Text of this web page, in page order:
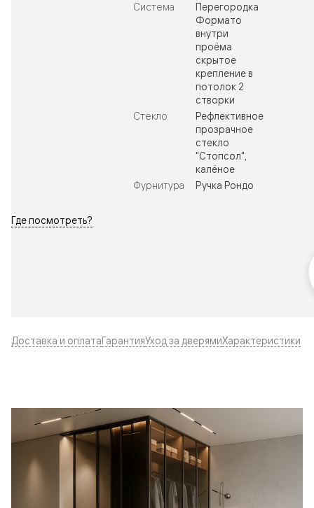
Система
Перегородка
Формато
внутри
проёма
скрытое
крепление в
потолок 2
створки
Стекло
Рефлективное
прозрачное
стекло
"Стопсол",
калёное
Фурнитура
Ручка Рондо
Где посмотреть?
Доставка и оплатаГарантияУход за дверямиХарактеристики